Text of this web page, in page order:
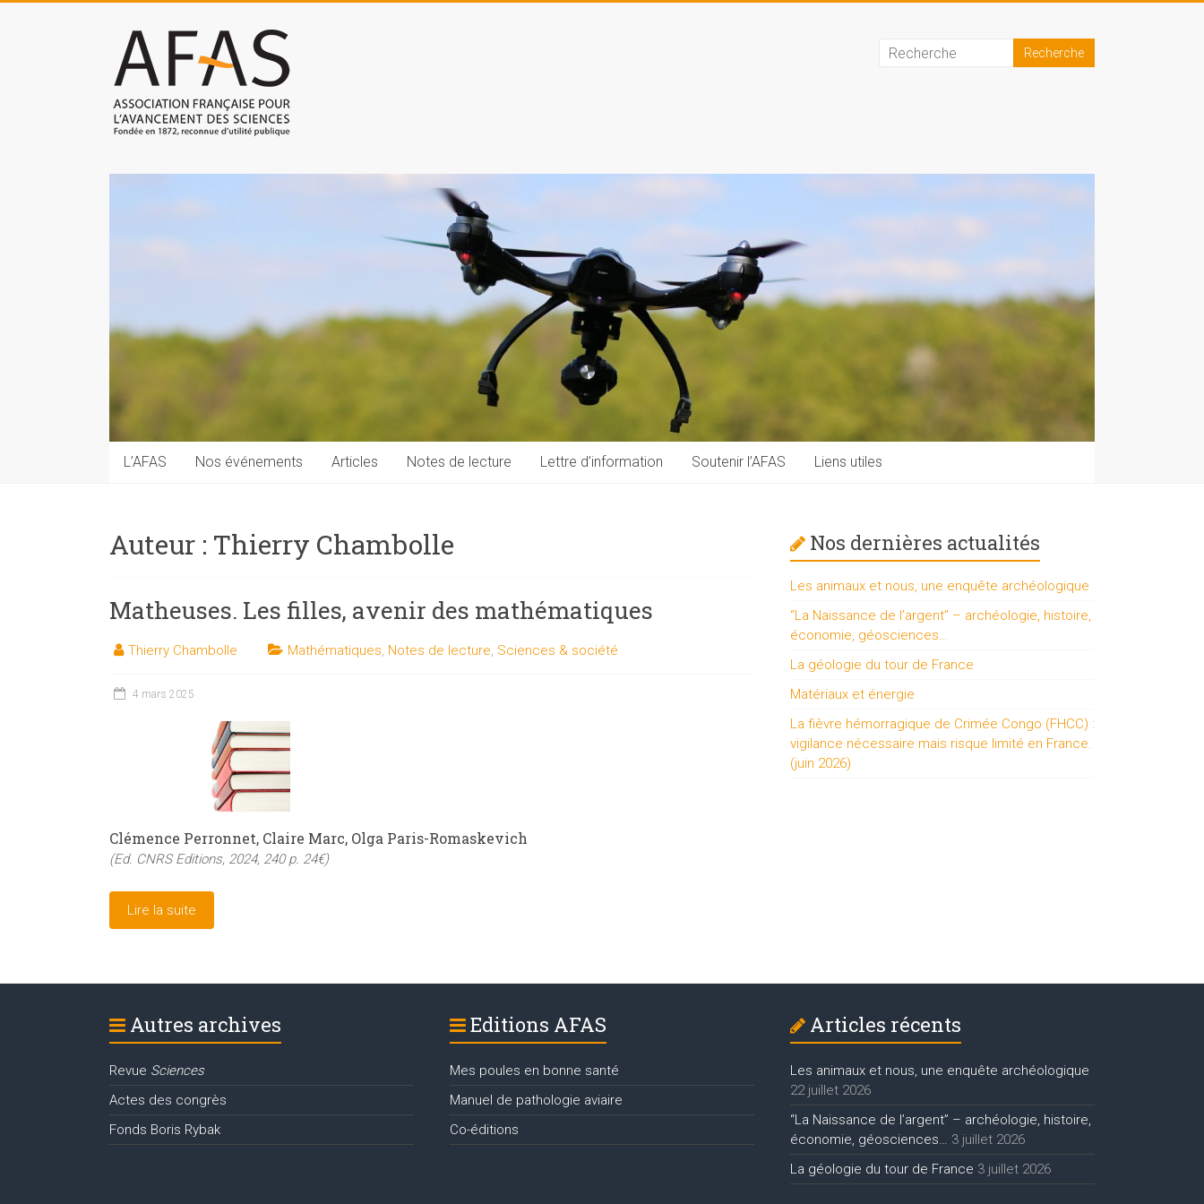
Association
française
pour
sciences
techniques
du
public
L’AFAS Nos événements Articles Notes de lecture Lettre d’information Soutenir l’AFAS Liens utiles
Auteur : Thierry Chambolle
Matheuses. Les filles, avenir des mathématiques
Thierry Chambolle Mathématiques, Notes de lecture, Sciences & société
4 mars 2025
Clémence Perronnet, Claire Marc, Olga Paris-Romaskevich
(Ed. CNRS Editions, 2024, 240 p. 24€)
Lire la suite
Nos dernières actualités
Les animaux et nous, une enquête archéologique
“La Naissance de l’argent” – archéologie, histoire,
économie, géosciences…
La géologie du tour de France
Matériaux et énergie
La fièvre hémorragique de Crimée Congo (FHCC) :
vigilance nécessaire mais risque limité en France.
(juin 2026)
Autres archives
Revue Sciences
Actes des congrès
Fonds Boris Rybak
Editions AFAS
Mes poules en bonne santé
Manuel de pathologie aviaire
Co-éditions
Articles récents
Les animaux et nous, une enquête archéologique
22 juillet 2026
“La Naissance de l’argent” – archéologie, histoire,
économie, géosciences… 3 juillet 2026
La géologie du tour de France 3 juillet 2026